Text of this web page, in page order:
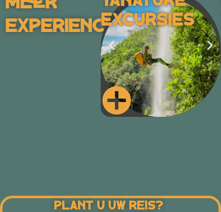
Plant U Uw Reis?
ExperiencesExcursies